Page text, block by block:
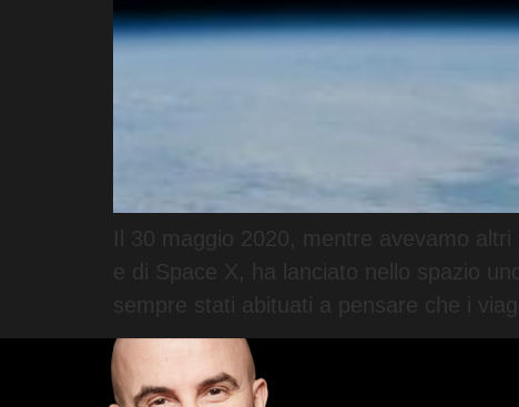
Il 30 maggio 2020, mentre avevamo
e di Space X, ha lanciato nello spazio
sempre stati abituati a pensare che i